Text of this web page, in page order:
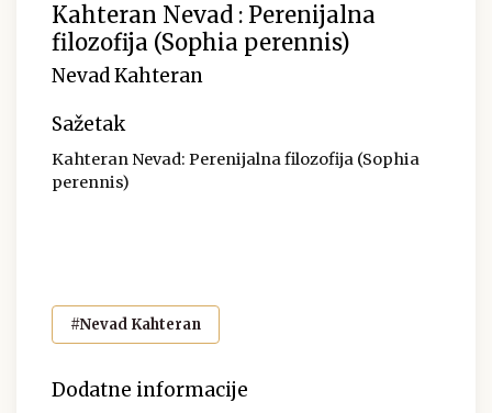
Kahteran Nevad : Perenijalna
filozofija (Sophia perennis)
Nevad Kahteran
Sažetak
Kahteran Nevad: Perenijalna filozofija (Sophia
perennis)
#Nevad Kahteran
Dodatne informacije